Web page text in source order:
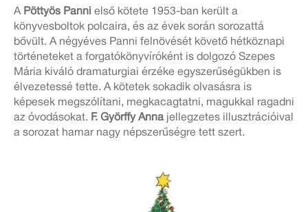
A Pöttyös Panni első kötete 1953-ban került a
könyvesboltok polcaira, és az évek során sorozattá
bővült. A négyéves Panni felnövését követő hétköznapi
történeteket a forgatókönyvíróként is dolgozó Szepes
Mária kiváló dramaturgiai érzéke egyszerűségükben is
élvezetessé tette. A kötetek sokadik olvasásra is
képesek megszólítani, megkacagtatni, magukkal ragadni
az óvodásokat. F. Györffy Anna jellegzetes illusztrációival
a sorozat hamar nagy népszerűségre tett szert.